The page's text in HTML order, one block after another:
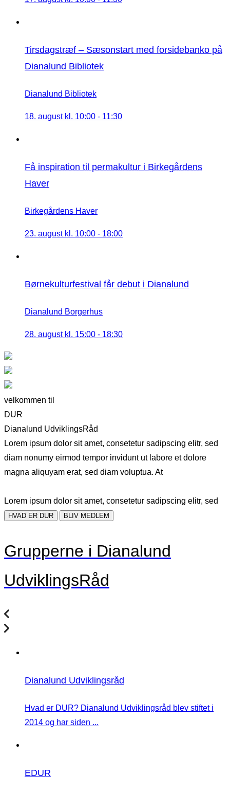
Tirsdagstræf – Sæsonstart med forsidebanko på
Dianalund Bibliotek
Dianalund Bibliotek
18. august kl. 10:00 - 11:30
Få inspiration til permakultur i Birkegårdens
Haver
Birkegårdens Haver
23. august kl. 10:00 - 18:00
Børnekulturfestival får debut i Dianalund
Dianalund Borgerhus
28. august kl. 15:00 - 18:30
velkommen til
DUR
Dianalund UdviklingsRåd
Lorem ipsum dolor sit amet, consetetur sadipscing elitr, sed
diam nonumy eirmod tempor invidunt ut labore et dolore
magna aliquyam erat, sed diam voluptua. At
Lorem ipsum dolor sit amet, consetetur sadipscing elitr, sed
HVAD ER DUR BLIV MEDLEM
Grupperne i Dianalund
UdviklingsRåd
Dianalund Udviklingsråd
Hvad er DUR? Dianalund Udviklingsråd blev stiftet i
2014 og har siden ...
EDUR